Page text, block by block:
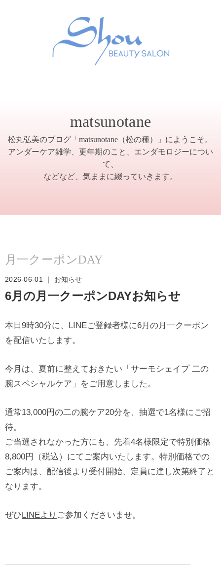
matsunotane
松丸弘美のブログ「matsunotane（松の種）」にようこそ。
アンダーケア雑学、更年期のこと、エンダモロジーについ
て、
などなど、気ままに綴っていきます。
月一クーポンDAY
2026-06-01 ｜ お知らせ
6月の月一クーポンDAYお知らせ
本日9時30分に、LINEご登録者様に6月の月一クーポン
を配信いたします。
今月は、夏前に整えておきたい「サーモシェイプ 二の
腕スペシャルケア」をご用意しました。
通常13,000円の二の腕ケア20分を、抽選で1名様にご招
待。
ご当選されなかった方にも、先着4名様限定で特別価格
8,800円（税込）にてご案内いたします。特別価格での
ご案内は、配信後より受付開始、定員に達し次第終了と
なります。
ぜひLINEより ご参加くださいませ。